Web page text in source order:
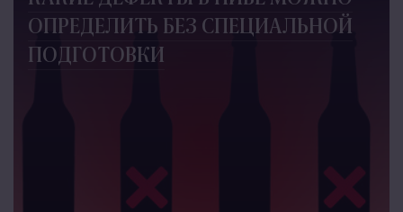
ОПРЕДЕЛИТЬ БЕЗ СПЕЦИАЛЬНОЙ
ПОДГОТОВКИ